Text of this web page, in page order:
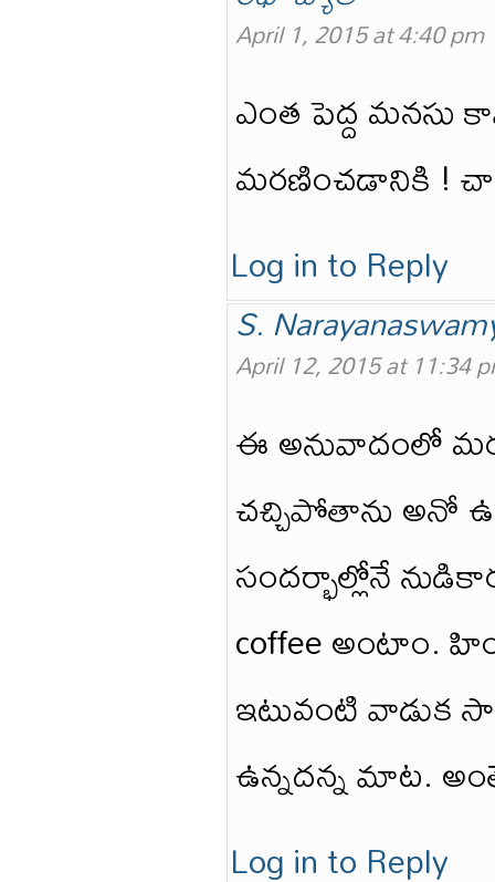
April 1, 2015 at 4:40 pm
ఎంత పెద్ద మనసు
మరణించడానికి !
Log in to Reply
S.
April 12, 2015 at 11:34
ఈ అనువాదంలో
చచ్చిపోతాను అనో
సందర్భాల్లోనే
coffee అంటాం.
ఇటువంటి వాడుక
ఉన్నదన్న మాట.
Log in to Reply